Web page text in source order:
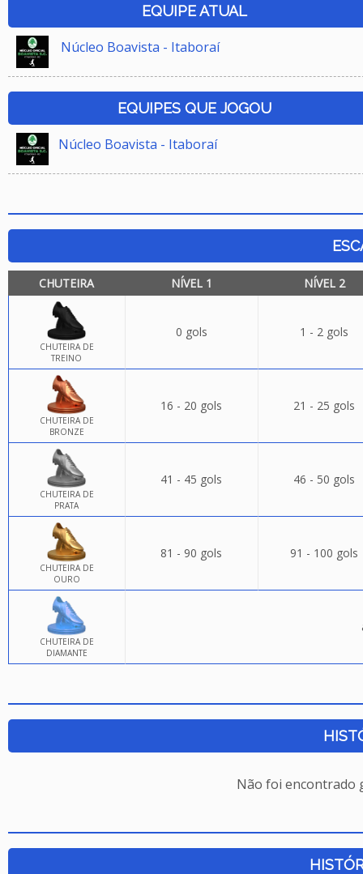
EQUIPE ATUAL
Núcleo Boavista - Itaboraí
EQUIPES QUE JOGOU
Núcleo Boavista - Itaboraí
CHUTEIRA NÍVEL 1 NÍVEL 2
CHUTEIRA DE
TREINO
0 gols 1 - 2 gols
CHUTEIRA DE
BRONZE
16 - 20 gols 21 - 25 gols
CHUTEIRA DE
PRATA
41 - 45 gols 46 - 50 gols
CHUTEIRA DE
OURO
81 - 90 gols 91 - 100 gols
CHUTEIRA DE
DIAMANTE
Não foi encontrado